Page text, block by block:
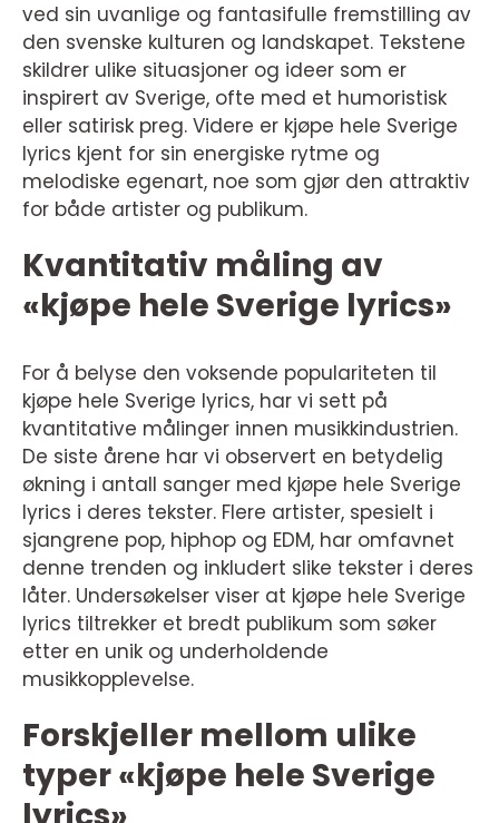
ved sin uvanlige og fantasifulle fremstilling av
den svenske kulturen og landskapet. Tekstene
skildrer ulike situasjoner og ideer som er
inspirert av Sverige, ofte med et humoristisk
eller satirisk preg. Videre er kjøpe hele Sverige
lyrics kjent for sin energiske rytme og
melodiske egenart, noe som gjør den attraktiv
for både artister og publikum.
Kvantitativ måling av
«kjøpe hele Sverige lyrics»
For å belyse den voksende populariteten til
kjøpe hele Sverige lyrics, har vi sett på
kvantitative målinger innen musikkindustrien.
De siste årene har vi observert en betydelig
økning i antall sanger med kjøpe hele Sverige
lyrics i deres tekster. Flere artister, spesielt i
sjangrene pop, hiphop og EDM, har omfavnet
denne trenden og inkludert slike tekster i deres
låter. Undersøkelser viser at kjøpe hele Sverige
lyrics tiltrekker et bredt publikum som søker
etter en unik og underholdende
musikkopplevelse.
Forskjeller mellom ulike
typer «kjøpe hele Sverige